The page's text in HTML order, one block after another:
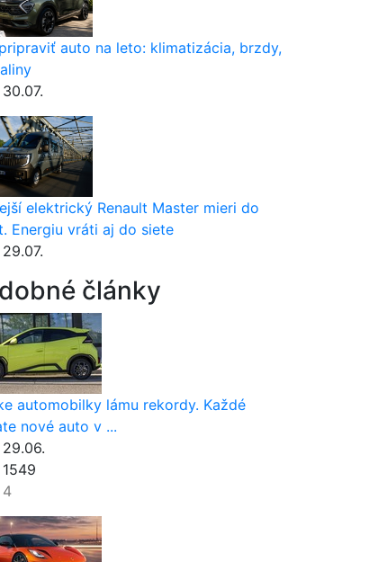
auto na leto: klimatizácia, brzdy,
30.07.
elektrický Renault Master mieri do
Energiu vráti aj do siete
29.07.
články
automobilky lámu rekordy. Každé
nové auto v ...
29.06.
1549
4